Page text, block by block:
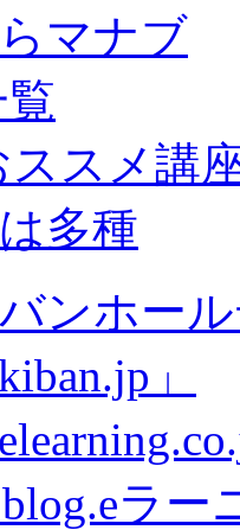
マナブ
ススメ講
多種
ンホー
」
ラー